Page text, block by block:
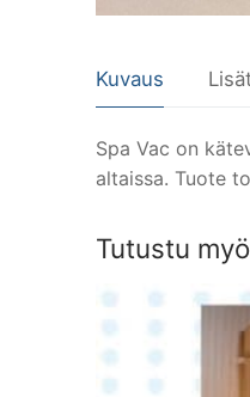
Kuvaus
Spa Vac on
altaissa. Tuote
Tutustu